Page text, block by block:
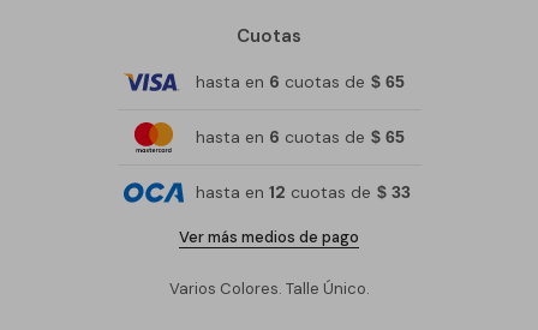
Cuotas
hasta en 6 cuotas de $ 65
hasta en 6 cuotas de $ 65
hasta en 12 cuotas de $ 33
Ver más medios de pago
Varios Colores. Talle Único.